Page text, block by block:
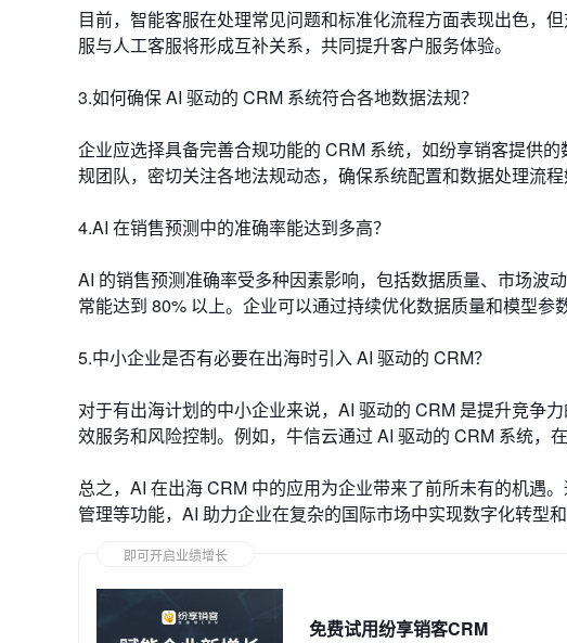
目前，智能客服在处理常见问题和标准化流程方面表现出色，
服与人工客服将形成互补关系，共同提升客户服务体验。
3.如何确保 AI 驱动的 CRM 系统符合各地数据法规？
企业应选择具备完善合规功能的 CRM 系统，如纷享销客提供
规团队，密切关注各地法规动态，确保系统配置和数据处理流程
4.AI 在销售预测中的准确率能达到多高？
AI 的销售预测准确率受多种因素影响，包括数据质量、市场波
常能达到 80% 以上。企业可以通过持续优化数据质量和模型参
5.中小企业是否有必要在出海时引入 AI 驱动的 CRM？
对于有出海计划的中小企业来说，AI 驱动的 CRM 是提升竞争
效服务和风险控制。例如，牛信云通过 AI 驱动的 CRM 系统，
总之，AI 在出海 CRM 中的应用为企业带来了前所未有的机遇
管理等功能，AI 助力企业在复杂的国际市场中实现数字化转型和
即可开启业绩增长
免费试用纷享销客CRM